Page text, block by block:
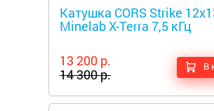
Катушка CORS Strike
Minelab X-Terra 7,5 кГц
13 200 р.
14 300 р.
В